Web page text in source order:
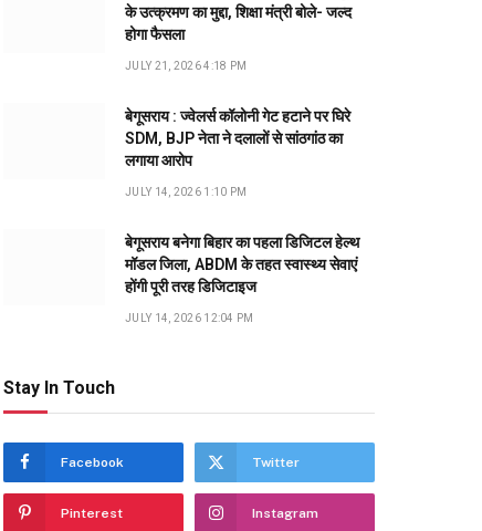
के उत्क्रमण का मुद्दा, शिक्षा मंत्री बोले- जल्द
होगा फैसला
JULY 21, 2026 4:18 PM
बेगूसराय : ज्वेलर्स कॉलोनी गेट हटाने पर घिरे
SDM, BJP नेता ने दलालों से सांठगांठ का
लगाया आरोप
JULY 14, 2026 1:10 PM
बेगूसराय बनेगा बिहार का पहला डिजिटल हेल्थ
मॉडल जिला, ABDM के तहत स्वास्थ्य सेवाएं
होंगी पूरी तरह डिजिटाइज
JULY 14, 2026 12:04 PM
Stay In Touch
Facebook Twitter
Pinterest Instagram